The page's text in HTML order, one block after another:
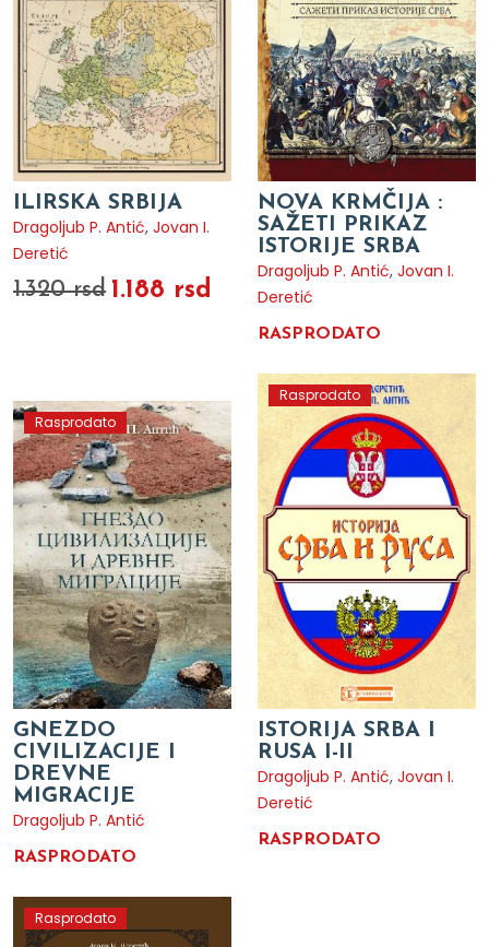
ILIRSKA SRBIJA
Dragoljub P. Antić, Jovan I.
Deretić
1.320 rsd 1.188 rsd
NOVA KRMČIJA :
SAŽETI PRIKAZ
ISTORIJE SRBA
Dragoljub P. Antić, Jovan I.
Deretić
RASPRODATO
Rasprodato
GNEZDO
CIVILIZACIJE I
DREVNE
MIGRACIJE
Dragoljub P. Antić
RASPRODATO
Rasprodato
ISTORIJA SRBA I
RUSA I-II
Dragoljub P. Antić, Jovan I.
Deretić
RASPRODATO
Rasprodato